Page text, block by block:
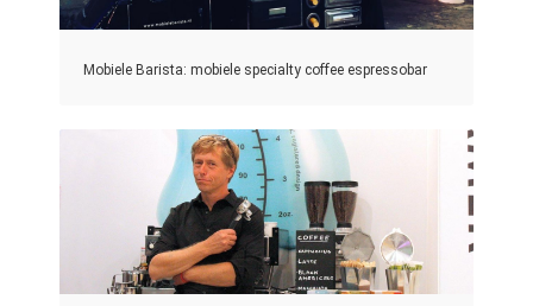
Mobiele Barista: mobiele specialty coffee espressobar